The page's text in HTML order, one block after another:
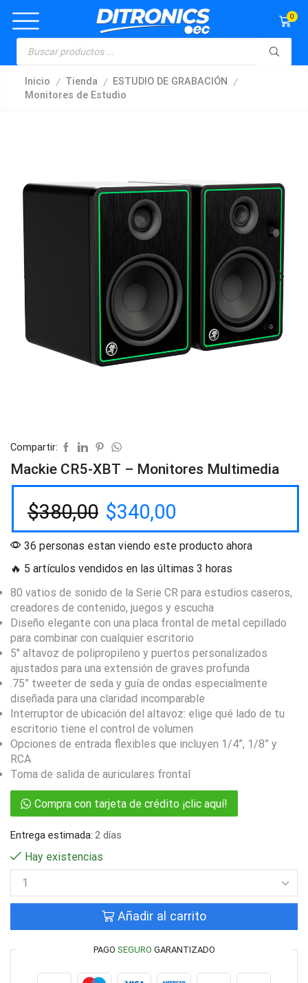
0
Inicio / Tienda / ESTUDIO DE GRABACIÓN /
Monitores de Estudio
Compartir:
Mackie CR5-XBT – Monitores Multimedia
$380,00 $340,00
36 personas estan viendo este producto ahora
🔥 5 artículos vendidos en las últimas 3 horas
80 vatios de sonido de la Serie CR para estudios caseros,
creadores de contenido, juegos y escucha
Diseño elegante con una placa frontal de metal cepillado
para combinar con cualquier escritorio
5″ altavoz de polipropileno y puertos personalizados
ajustados para una extensión de graves profunda
.75” tweeter de seda y guía de ondas especialmente
diseñada para una claridad incomparable
Interruptor de ubicación del altavoz: elige qué lado de tu
escritorio tiene el control de volumen
Opciones de entrada flexibles que incluyen 1/4”, 1/8” y
RCA
Toma de salida de auriculares frontal
Compra con tarjeta de crédito ¡clic aquí!
Entrega estimada: 2 días
Hay existencias
Añadir al carrito
PAGO SEGURO GARANTIZADO